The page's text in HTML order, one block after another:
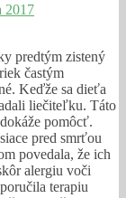
2017
predtým zistený
častým
Keďže sa dieťa
liečiteľku. Táto
pomôcť.
pred smrťou
povedala, že ich
alergiu voči
terapiu